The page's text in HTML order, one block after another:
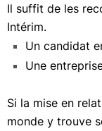
Il suffit de les
Intérim.
Un candidat
Une
Si la mise en
monde y trouve